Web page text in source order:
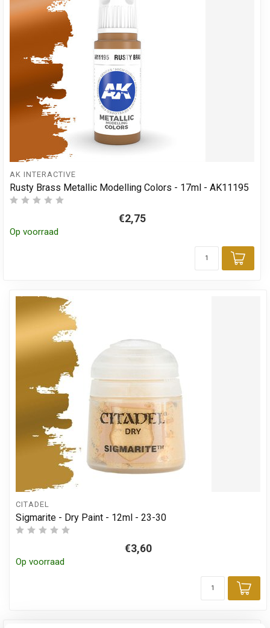
AK INTERACTIVE
Rusty Brass Metallic Modelling Colors - 17ml - AK11195
€2,75
Op voorraad
CITADEL
Sigmarite - Dry Paint - 12ml - 23-30
€3,60
Op voorraad